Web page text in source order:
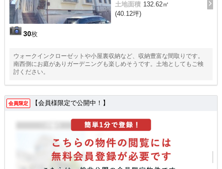
30枚
土地面積 132.62㎡
(40.12坪)
ウォークインクローゼットや小屋裏収納など、収納豊富な間取りです。
南西側にお庭がありガーデニングも楽しめそうです。土地としてもご検
討ください。
会員限定 【会員様限定で公開中！】